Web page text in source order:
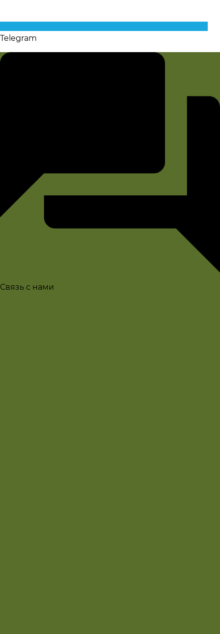
Telegram
Связь с нами